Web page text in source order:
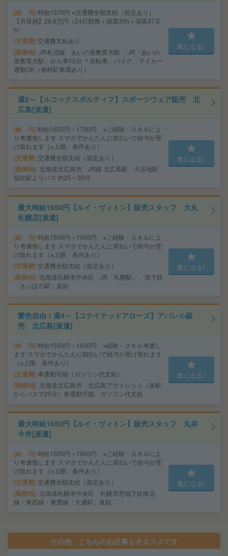
給 与 時給1370円 ※交通費全額支給（規定あり）
【月収例】29.6万円（24日勤務＋残業30h＋深夜37.5
h）
交通費 交通費支給あり
勤務地 JR札沼線 あいの里教育大駅 ・JR「あいの
里教育大駅」から車12分 ＊自転車、バイク、マイカー
通勤OK（無料駐車場あり）
気になる!
週2～【ルコックスポルティフ】スポーツウェア販売 北
広島[派遣]
給 与 時給1650円～1750円 ※ご経験・スキルによ
り考慮致します スマホでかんたんに前払いで給与が受
け取れます（※上限、条件あり）
交通費 交通費全額支給（規定あり）
勤務地
北海道北広島市 JR線 北広島駅、大谷地駅、
福住駅よりバス 約25～30分
気になる!
最大時給1650円【ルイ・ヴィトン】販売スタッフ 大丸
札幌店[派遣]
給 与 時給1500円～1650円 ※ご経験・スキルによ
り考慮致します スマホでかんたんに前払いで給与が受
け取れます（※上限、条件あり）
交通費 交通費全額支給（規定あり）
勤務地
北海道札幌市中央区 JR「札幌駅」、地下鉄
「さっぽろ駅」直結
気になる!
髪色自由！週4～【ユナイテッドアローズ】アパレル販
売 北広島[派遣]
給 与 時給1550円～1600円 ※経験・スキル考慮し
ます スマホでかんたんに前払いで給与が受け取れます
（※上限、条件あり）
交通費 車通勤可能（ガソリン代支給）
勤務地
北海道北広島市 北広島アウトレット（各駅
からバスで25分）車通勤可能、ガソリン代支給
気になる!
最大時給1650円【ルイ・ヴィトン】販売スタッフ 丸井
今井[派遣]
給 与 時給1500円～1650円 ※ご経験・スキルによ
り考慮致します スマホでかんたんに前払いで給与が受
け取れます（※上限、条件あり）
交通費 交通費全額支給（規定あり）
勤務地
北海道札幌市中央区 札幌市営地下鉄南北
線・東西線・東豊線「大通駅」直結
気になる!
その他、こちらのお仕事もオススメです